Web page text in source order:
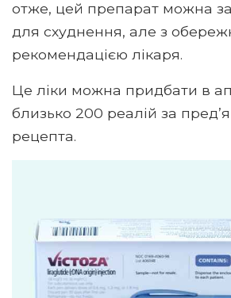
отже, цей препарат можна
для схуднення, але з
рекомендацією лікаря.
Це ліки можна придбати в
близько 200 реалій за
рецепта.